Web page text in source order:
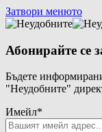
Затвори менюто
Абонирайте се
Бъдете
"Неудобните"
Имейл*